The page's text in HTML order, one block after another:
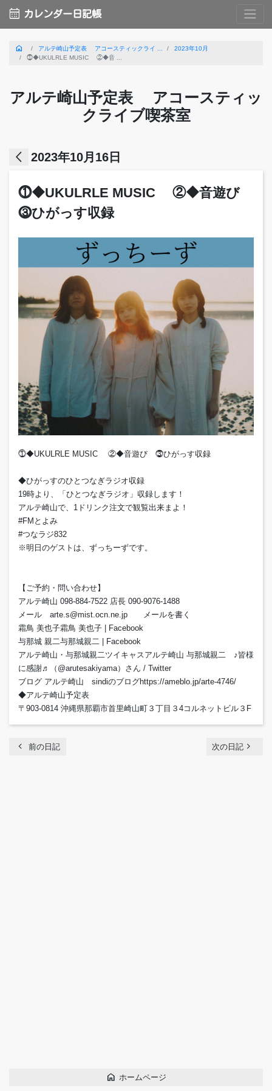
calendar_month カレンダー日記帳
home アルテ崎山予定表 アコースティックライ ...
2023年10月
⓵◆UKULRLE MUSIC ②◆音 ...
アルテ崎山予定表 アコースティッ
クライブ喫茶室
arrow_back_ios 2023年10月16日
⓵◆UKULRLE MUSIC ②◆音遊び
⓷ひがっす収録
⓵◆UKULRLE MUSIC ②◆音遊び ⓷ひがっす収録
◆ひがっすのひとつなぎラジオ収録
19時より、「ひとつなぎラジオ」収録します！
アルテ崎山で、1ドリンク注文で観覧出来まよ！
#FMとよみ
#つなラジ832
※明日のゲストは、ずっちーずです。
【ご予約・問い合わせ】
アルテ崎山 098-884-7522 店長 090-9076-1488
メール arte.s@mist.ocn.ne.jp メールを書く
霜鳥 美也子霜鳥 美也子 | Facebook
与那城 親二与那城親二 | Facebook
アルテ崎山・与那城親二ツイキャスアルテ崎山 与那城親二 ♪皆様
に感謝♬（@arutesakiyama）さん / Twitter
ブログ アルテ崎山 sindiのブログhttps://ameblo.jp/arte-4746/
◆アルテ崎山予定表
〒903-0814 沖縄県那覇市首里崎山町３丁目３4コルネットビル３F
chevron_left 前の日記 次の日記 navigate_next
home ホームページ